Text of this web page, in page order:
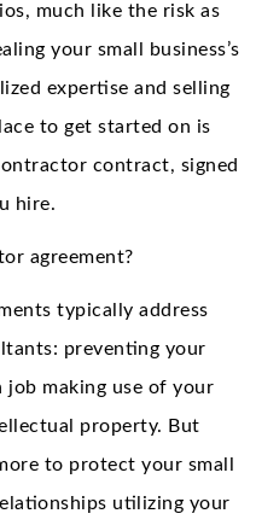
much like the risk as
your small business’s
expertise and selling
to get started on is
contract, signed
hire.
agreement?
typically address
preventing your
making use of your
property. But
to protect your small
utilizing your